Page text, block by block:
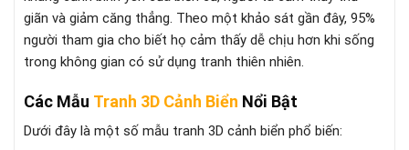
giãn và giảm căng thẳng. Theo một khảo sát gần đây, 95%
người tham gia cho biết họ cảm thấy dễ chịu hơn khi sống
trong không gian có sử dụng tranh thiên nhiên.
Các Mẫu Tranh 3D Cảnh Biển Nổi Bật
Dưới đây là một số mẫu tranh 3D cảnh biển phổ biến: